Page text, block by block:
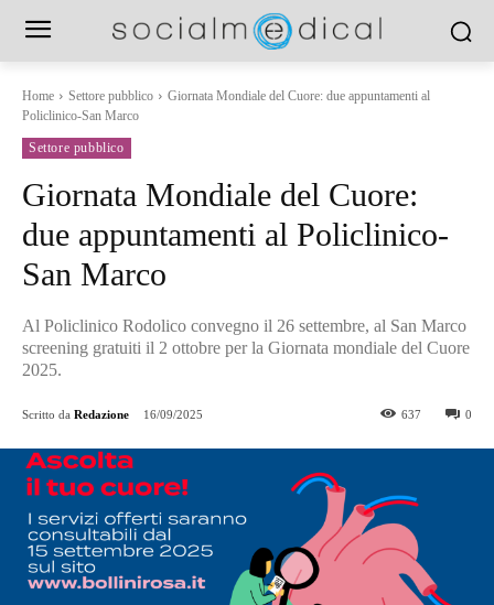
Home Settore pubblico
Giornata Mondiale del Cuore: due appuntamenti al
Policlinico-San Marco
Settore pubblico
Giornata Mondiale del Cuore:
due appuntamenti al Policlinico-
San Marco
Al Policlinico Rodolico convegno il 26 settembre, al San Marco
screening gratuiti il 2 ottobre per la Giornata mondiale del Cuore
2025.
Scritto da Redazione 16/09/2025 0
637